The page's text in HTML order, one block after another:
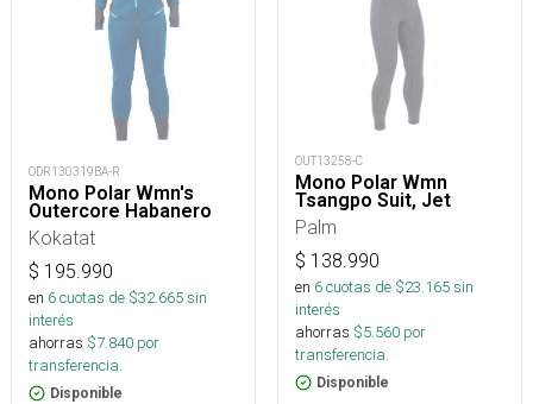
ODR130319BA-R
Mono Polar Wmn's
Outercore Habanero
Kokatat
$ 195.990
en 6cuotas de $32.665sin
interés
ahorras $7.840 por
transferencia.
Disponible
OUT13258-C
Mono Polar Wmn
Tsangpo Suit, Jet
Palm
$ 138.990
en 6cuotas de $23.165sin
interés
ahorras $5.560 por
transferencia.
Disponible